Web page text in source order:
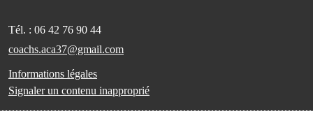
Tél. : 06 42 76 90 44
coachs.aca37@gmail.com
Informations légales
Signaler un contenu inapproprié